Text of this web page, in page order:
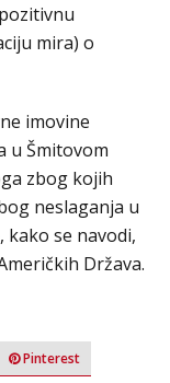
mira) o
imovine
u Šmitovom
zbog kojih
neslaganja u
kako se navodi,
Država.
Pinterest